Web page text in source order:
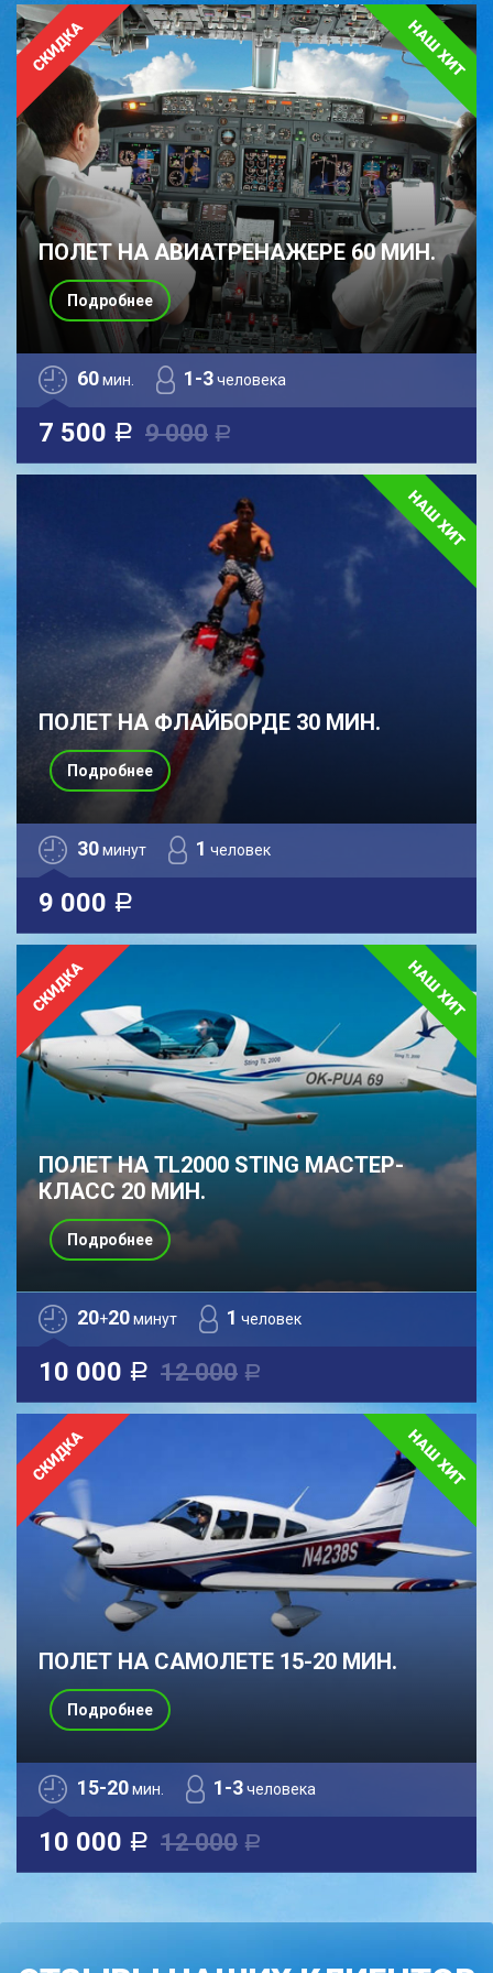
ПОЛЕТ НА АВИАТРЕНАЖЕРЕ 60 МИН.
60мин. 1-3человека
7 500 a 9 000 a
Подробнее
ПОЛЕТ НА ФЛАЙБОРДЕ 30 МИН.
30минут 1 человек
9 000 a
Подробнее
ПОЛЕТ НА TL2000 STING МАСТЕР-
КЛАСС 20 МИН.
20+20минут 1 человек
10 000 a 12 000 a
Подробнее
ПОЛЕТ НА САМОЛЕТЕ 15-20 МИН.
15-20мин. 1-3человека
10 000 a 12 000 a
Подробнее